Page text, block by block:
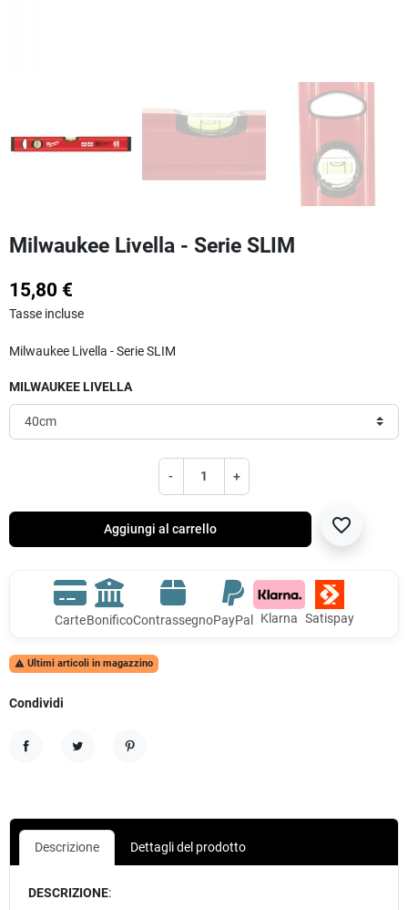
Milwaukee Livella - Serie SLIM
15,80 €
Tasse incluse
Milwaukee Livella - Serie SLIM
MILWAUKEE LIVELLA
- +
Aggiungi al carrello favorite_border
CarteBonificoContrassegnoPayPal Klarna Satispay
 Ultimi articoli in magazzino
Condividi
Descrizione Dettagli del prodotto
DESCRIZIONE: